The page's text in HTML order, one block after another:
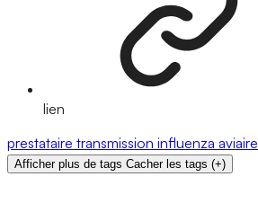
lien
prestataire transmission influenza aviaire
Afficher plus de tags Cacher les tags (+)